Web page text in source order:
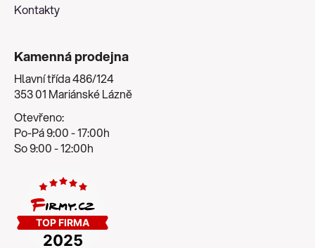
Kontakty
Kamenná prodejna
Hlavní třída 486/124
353 01 Mariánské Lázně
Otevřeno:
Po-Pá 9:00 - 17:00h
So 9:00 - 12:00h